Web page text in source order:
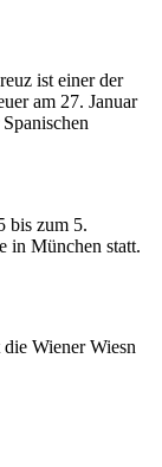
ist einer der
am 27. Januar
bis zum 5.
in München statt.
Wiener Wiesn